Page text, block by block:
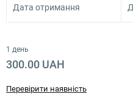
Дата отримання
1 день
300.00 UAH
Перевірити наявність